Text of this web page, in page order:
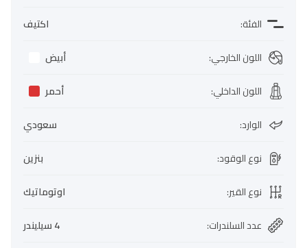
الفئة:
اكتيف
اللون الخارجي:
أبيض
اللون الداخلي:
أحمر
الوارد:
سعودي
نوع الوقود:
بنزين
نوع القير:
اوتوماتيك
عدد السلندرات:
4 سيليندر